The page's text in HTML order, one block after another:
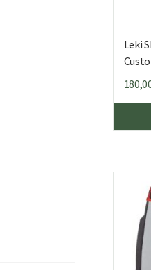
Leki